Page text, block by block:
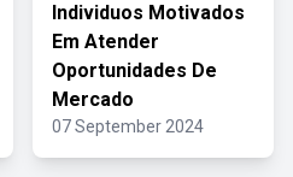
Individuos Motivados
Em Atender
Oportunidades De
Mercado
07 September 2024